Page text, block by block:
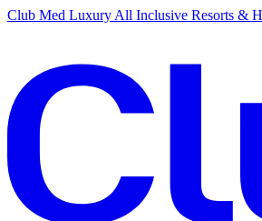
Club Med Luxury All Inclusive Resorts &